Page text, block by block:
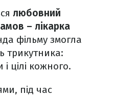
любовний
– лікарка
фільму змогла
трикутника:
цілі кожного.
під час